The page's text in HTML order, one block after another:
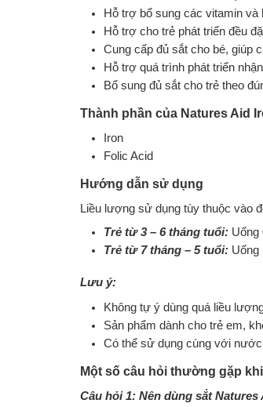
Hỗ trợ bổ sung các vitamin và
Hỗ trợ cho trẻ phát triển đều
Cung cấp đủ sắt cho bé, giúp
Hỗ trợ quá trình phát triển
Bổ sung đủ sắt cho trẻ theo
Thành phần của Natures Aid
Iron
Folic Acid
Hướng dẫn sử dụng
Liều lượng sử dụng tùy thuộc vào
Trẻ từ 3 – 6 tháng tuổi: Uống
Trẻ từ 7 tháng – 5 tuổi: Uống
Lưu ý:
Không tự ý dùng quá liều
Sản phẩm dành cho trẻ em,
Có thể sử dụng cùng với
Một số câu hỏi thường gặp
Câu hỏi 1: Nên dùng sắt